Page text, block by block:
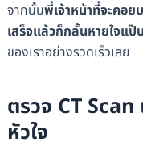
จากนั้นพี่เจ้าหน้าที่จะคอย
เสร็จแล้วก็กลั้นหายใจแป๊
ของเราอย่างรวดเร็วเลย
ตรวจ CT
หัวใจ